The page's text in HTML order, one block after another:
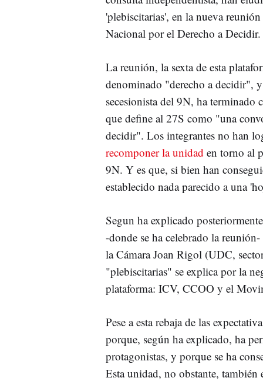
'plebiscitarias', en la nueva
Nacional por el Derecho a Decidir.
La reunión, la sexta de esta
denominado "derecho a decidir",
secesionista del 9N, ha
que define al 27S como "una
decidir". Los integrantes no han
recomponer la unidad en torno al
9N. Y es que, si bien han
establecido nada parecido a una
Segun ha explicado
-donde se ha celebrado la
la Cámara Joan Rigol (UDC,
"plebiscitarias" se explica por la
plataforma: ICV, CCOO y el
Pese a esta rebaja de las
porque, según ha explicado, ha
protagonistas, y porque se ha
Esta unidad, no obstante, también